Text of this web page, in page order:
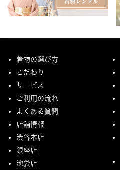
着物の選び方
こだわり
サービス
ご利用の流れ
よくある質問
店舗情報
渋谷本店
銀座店
池袋店